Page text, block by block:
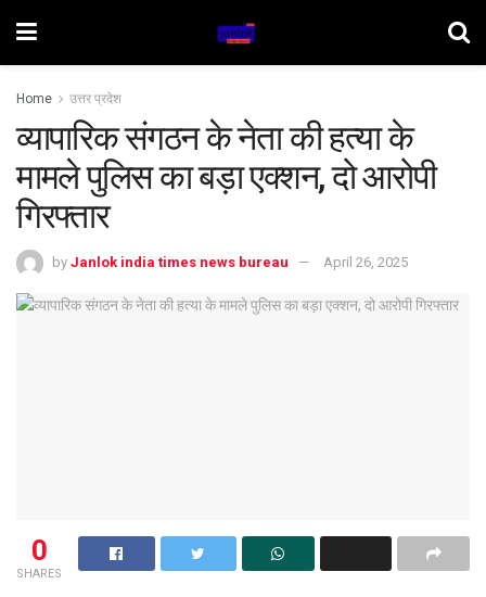
Home उत्तर प्रदेश
व्यापारिक संगठन के नेता की हत्या के
मामले पुलिस का बड़ा एक्शन, दो आरोपी
गिरफ्तार
by Janlok india times news bureau April 26, 2025
0
SHARES